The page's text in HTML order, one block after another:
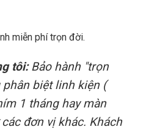
miễn phí trọn đời.
tôi:Bảo hành "trọn
phân biệt linh kiện (
1 tháng hay màn
đơn vị khác. Khách